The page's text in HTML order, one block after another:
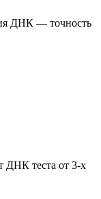
ДНК — точность
ДНК теста от 3-х